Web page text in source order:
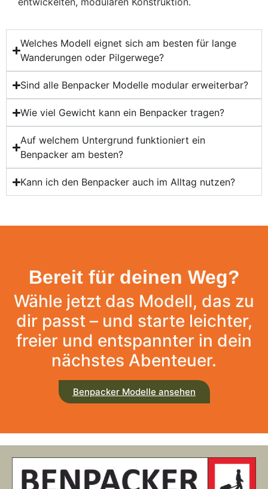
Welches Modell eignet sich am besten für lange
Wanderungen oder Pilgerwege?
Sind alle Benpacker Modelle modular erweiterbar?
Wie viel Gewicht kann ein Benpacker tragen?
Auf welchem Untergrund funktioniert ein
Benpacker am besten?
Kann ich den Benpacker auch im Alltag nutzen?
Bereit für deinen Weg?
Wähle jetzt das Modell, das zu
dir passt – und starte leichter,
freier und entspannter in dein
nächstes Abenteuer.
Benpacker Modelle ansehen